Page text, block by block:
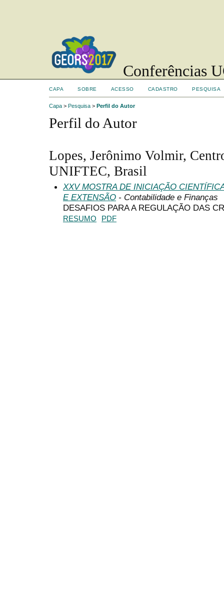
Conferências
CAPA SOBRE ACESSO CADASTRO PESQUISA
Capa > Pesquisa > Perfil do Autor
Perfil do Autor
Lopes, Jerônimo Volmir,
UNIFTEC, Brasil
XXV MOSTRA DE INICIAÇÃO
E EXTENSÃO - Contabilidade e Finanças
DESAFIOS PARA A REGULAÇÃO DAS
RESUMO PDF